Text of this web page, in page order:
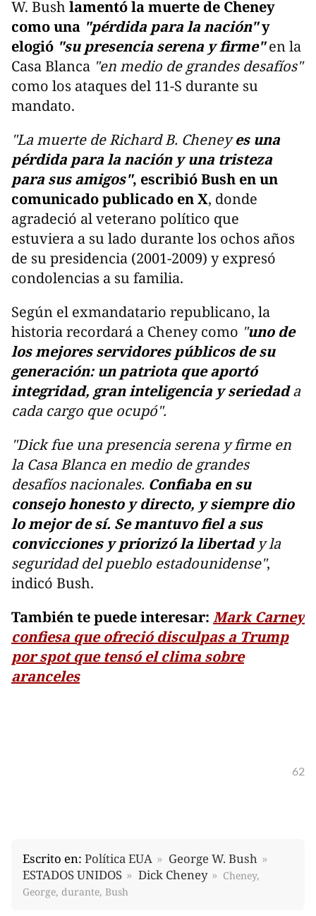
W. Bushlamentó la muerte de Cheney
como una "pérdida para la nación"y
elogió "su presencia serena y firme"en la
Casa Blanca "en medio de grandes desafíos"
como los ataques del 11-S durante su
mandato.
"La muerte de Richard B. Cheneyes una
pérdida para la nación y una tristeza
para sus amigos", escribió Bush en un
comunicado publicado en X, donde
agradeció al veterano político que
estuviera a su lado durante los ochos años
de su presidencia (2001-2009) y expresó
condolencias a su familia.
Según el exmandatario republicano, la
historia recordará a Cheney como "uno de
los mejores servidores públicos de su
generación: un patriota que aportó
integridad, gran inteligencia y seriedada
cada cargo que ocupó".
"Dick fue una presencia serena y firme en
la Casa Blanca en medio de grandes
desafíos nacionales. Confiaba en su
consejo honesto y directo, y siempre dio
lo mejor de sí. Se mantuvo fiel a sus
convicciones y priorizó la libertady la
seguridad del pueblo estadounidense",
indicó Bush.
También te puede interesar: Mark Carney
confiesa que ofreció disculpas a Trump
por spot que tensó el clima sobre
aranceles
62
Escrito en: Política EUA
George W. Bush
ESTADOS UNIDOS
Dick Cheney
Cheney,
George, durante, Bush